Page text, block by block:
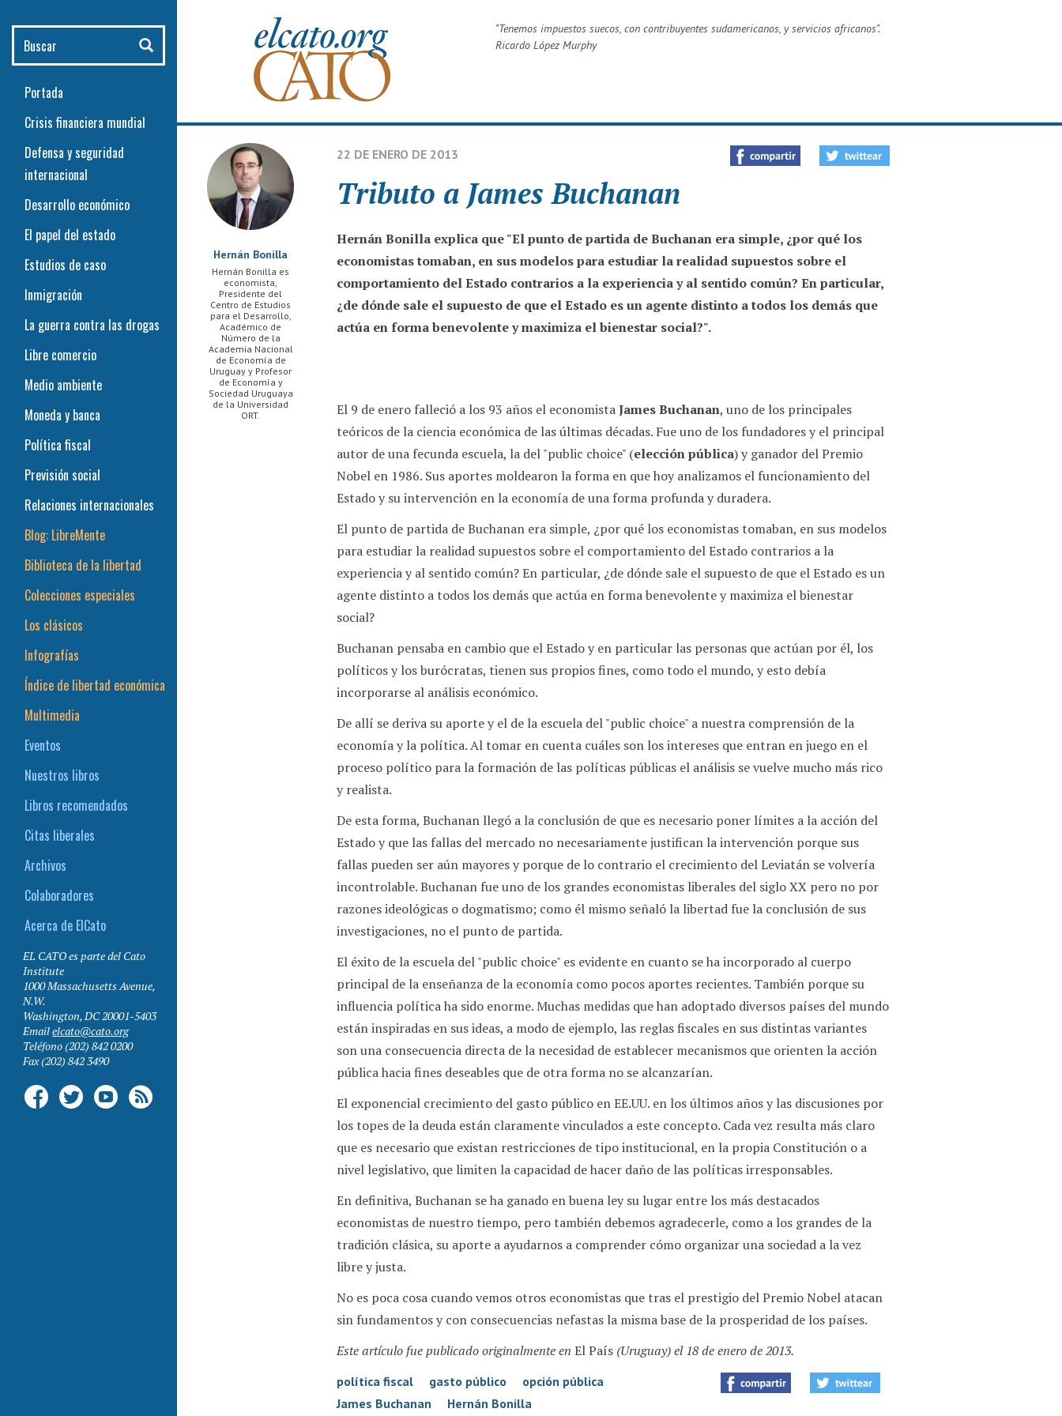
"Tenemos impuestos suecos, con contribuyentes sudamericanos, y servicios africanos".
Ricardo López Murphy
Hernán Bonilla
Hernán Bonilla es
economista,
Presidente del
Centro de Estudios
para el Desarrollo,
Académico de
Número de la
Academia Nacional
de Economía de
Uruguay y Profesor
de Economía y
Sociedad Uruguaya
de la Universidad
ORT.
22 DE ENERO DE 2013
Tributo a James Buchanan
Hernán Bonillaexplica que "El punto de partida de Buchanan era simple, ¿por qué los
economistas tomaban, en sus modelos para estudiar la realidad supuestos sobre el
comportamiento del Estado contrarios a la experiencia y al sentido común? En particular,
¿de dónde sale el supuesto de que el Estado es un agente distinto a todos los demás que
actúa en forma benevolente y maximiza el bienestar social?".
El 9 de enero falleció a los 93 años el economistaJames Buchanan, uno de los principales
teóricos de la ciencia económica de las últimas décadas. Fue uno de los fundadores y el principal
autor de una fecunda escuela, la del "public choice" (elección pública) y ganador del Premio
Nobel en 1986. Sus aportes moldearon la forma en que hoy analizamos el funcionamiento del
Estado y su intervención en la economía de una forma profunda y duradera.
El punto de partida de Buchanan era simple, ¿por qué los economistas tomaban, en sus modelos
para estudiar la realidad supuestos sobre el comportamiento del Estado contrarios a la
experiencia y al sentido común? En particular, ¿de dónde sale el supuesto de que el Estado es un
agente distinto a todos los demás que actúa en forma benevolente y maximiza el bienestar
social?
Buchanan pensaba en cambio que el Estado y en particular las personas que actúan por él, los
políticos y los burócratas, tienen sus propios fines, como todo el mundo, y esto debía
incorporarse al análisis económico.
De allí se deriva su aporte y el de la escuela del "public choice" a nuestra comprensión de la
economía y la política. Al tomar en cuenta cuáles son los intereses que entran en juego en el
proceso político para la formación de las políticas públicas el análisis se vuelve mucho más rico
y realista.
De esta forma, Buchanan llegó a la conclusión de que es necesario poner límites a la acción del
Estado y que las fallas del mercado no necesariamente justifican la intervención porque sus
fallas pueden ser aún mayores y porque de lo contrario el crecimiento del Leviatán se volvería
incontrolable. Buchanan fue uno de los grandes economistas liberales del siglo XX pero no por
razones ideológicas o dogmatismo; como él mismo señaló la libertad fue la conclusión de sus
investigaciones, no el punto de partida.
El éxito de la escuela del "public choice" es evidente en cuanto se ha incorporado al cuerpo
principal de la enseñanza de la economía como pocos aportes recientes. También porque su
influencia política ha sido enorme. Muchas medidas que han adoptado diversos países del mundo
están inspiradas en sus ideas, a modo de ejemplo, las reglas fiscales en sus distintas variantes
son una consecuencia directa de la necesidad de establecer mecanismos que orienten la acción
pública hacia fines deseables que de otra forma no se alcanzarían.
El exponencial crecimiento del gasto público en EE.UU. en los últimos años y las discusiones por
los topes de la deuda están claramente vinculados a este concepto. Cada vez resulta más claro
que es necesario que existan restricciones de tipo institucional, en la propia Constitución o a
nivel legislativo, que limiten la capacidad de hacer daño de las políticas irresponsables.
En definitiva, Buchanan se ha ganado en buena ley su lugar entre los más destacados
economistas de nuestro tiempo, pero también debemos agradecerle, como a los grandes de la
tradición clásica, su aporte a ayudarnos a comprender cómo organizar una sociedad a la vez
libre y justa.
No es poca cosa cuando vemos otros economistas que tras el prestigio del Premio Nobel atacan
sin fundamentos y con consecuencias nefastas la misma base de la prosperidad de los países.
Este artículo fue publicado originalmente en El País(Uruguay) el 18 de enero de 2013.
política fiscal gasto público
opción pública
James Buchanan
Hernán Bonilla
Buscar
Portada
Crisis financiera mundial
Defensa y seguridad
internacional
Desarrollo económico
El papel del estado
Estudios de caso
Inmigración
La guerra contra las drogas
Libre comercio
Medio ambiente
Moneda y banca
Política fiscal
Previsión social
Relaciones internacionales
Blog: LibreMente
Biblioteca de la libertad
Colecciones especiales
Los clásicos
Infografías
Índice de libertad económica
Multimedia
Eventos
Nuestros libros
Libros recomendados
Citas liberales
Archivos
Colaboradores
Acerca de ElCato
EL CATO es parte del Cato
Institute
1000 Massachusetts Avenue,
N.W.
Washington,DC20001-5403
Emailelcato@cato.org
Teléfono(202) 842 0200
Fax(202) 842 3490